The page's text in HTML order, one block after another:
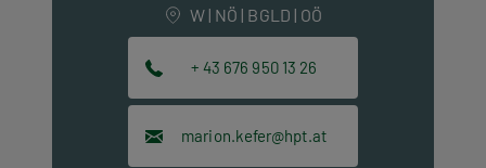
W | NÖ | BGLD | OÖ
+ 43 676 950 13 26
marion.kefer@hpt.at